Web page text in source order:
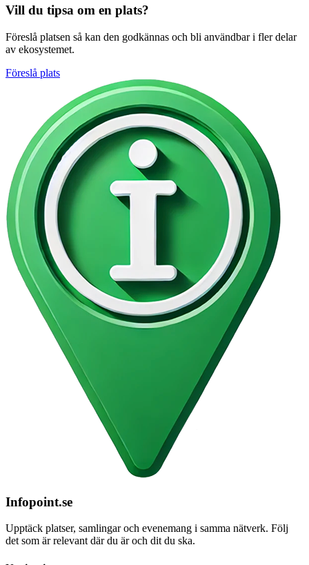
Vill du tipsa om en plats?
Föreslå platsen så kan den godkännas och bli användbar i fler delar
av ekosystemet.
Föreslå plats
Infopoint.se
Upptäck platser, samlingar och evenemang i samma nätverk. Följ
det som är relevant där du är och dit du ska.